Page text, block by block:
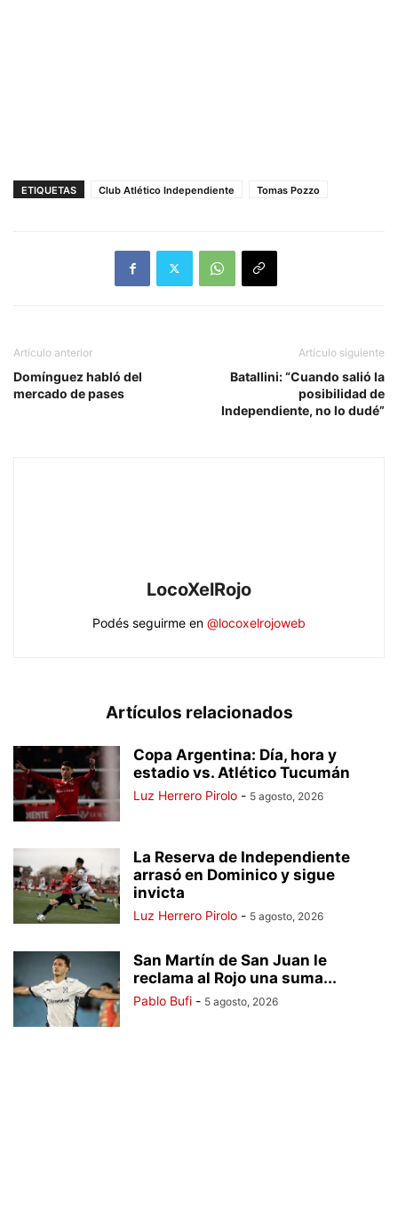
ETIQUETAS Club Atlético Independiente Tomas Pozzo
Artículo anterior
Domínguez habló del
mercado de pases
Artículo siguiente
Batallini: “Cuando salió la
posibilidad de
Independiente, no lo dudé”
LocoXelRojo
Podés seguirme en @locoxelrojoweb
Artículos relacionados
Copa Argentina: Día, hora y
estadio vs. Atlético Tucumán
Luz Herrero Pirolo - 5 agosto, 2026
La Reserva de Independiente
arrasó en Dominico y sigue
invicta
Luz Herrero Pirolo - 5 agosto, 2026
San Martín de San Juan le
reclama al Rojo una suma...
Pablo Bufi - 5 agosto, 2026